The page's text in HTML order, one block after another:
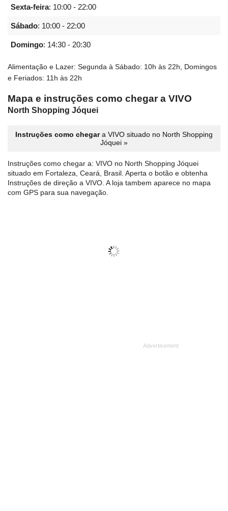
Sexta-feira: 10:00 - 22:00
Sábado: 10:00 - 22:00
Domingo: 14:30 - 20:30
Alimentação e Lazer: Segunda à Sábado: 10h às 22h, Domingos
e Feriados: 11h às 22h
Mapa e instruções como chegar a VIVO
North Shopping Jóquei
Instruções como chegara VIVO situado no North Shopping
Jóquei »
Instruções como chegar a: VIVO no North Shopping Jóquei
situado em Fortaleza, Ceará, Brasil. Aperta o botão e obtenha
Instruções de direção a VIVO. A loja tambem aparece no mapa
com GPS para sua navegação.